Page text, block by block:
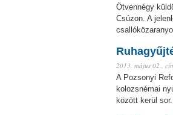
Ötvennégy
Csúzon. A
2013. május 02.,
A Pozsonyi
kolozsnémai
között kerül sor.